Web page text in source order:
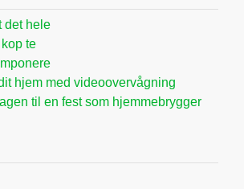
det hele
te
hjem med videoovervågning
til en fest som hjemmebrygger